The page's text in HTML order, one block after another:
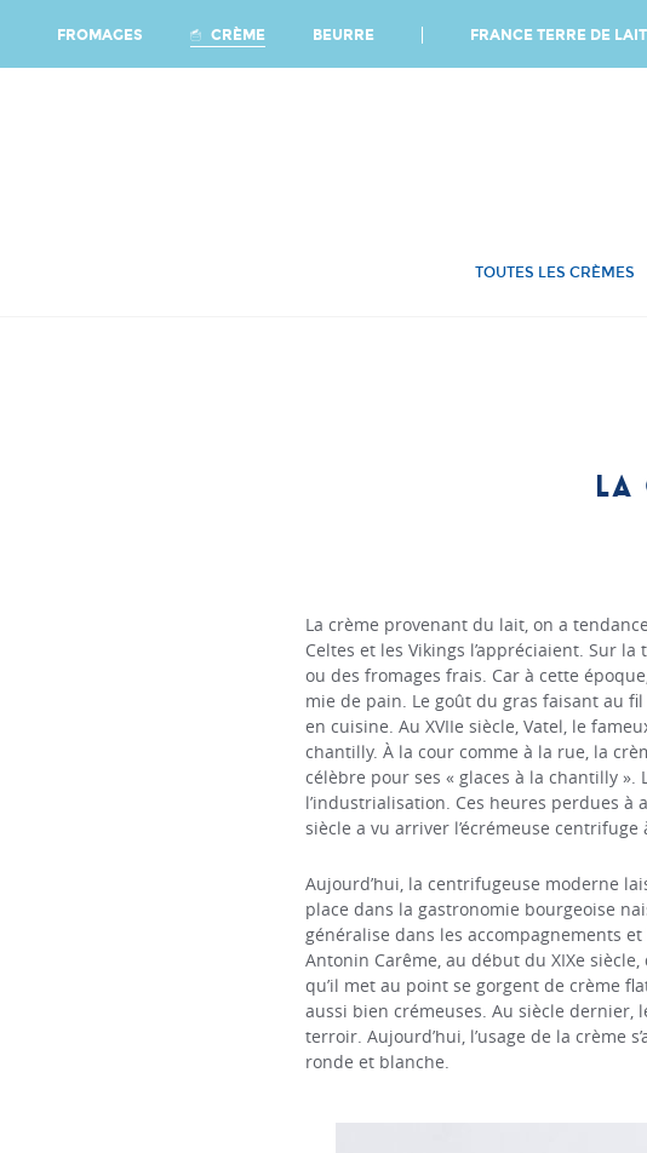
FROMAGES CRÈME BEURRE FRANCE TERRE DE LAIT
TOUTES LES CRÈMES
La crème provenant du lait, on a
Celtes et les Vikings l’appréciaient. Sur
ou des fromages frais. Car à cette
mie de pain. Le goût du gras faisant au
en cuisine. Au XVIIe siècle, Vatel, le
chantilly. À la cour comme à la rue, la
célèbre pour ses « glaces à la chantilly ».
l’industrialisation. Ces heures perdues
siècle a vu arriver l’écrémeuse
Aujourd’hui, la centrifugeuse moderne
place dans la gastronomie bourgeoise
généralise dans les accompagnements
Antonin Carême, au début du XIXe
qu’il met au point se gorgent de crème
aussi bien crémeuses. Au siècle dernier,
terroir. Aujourd’hui, l’usage de la crème
ronde et blanche.